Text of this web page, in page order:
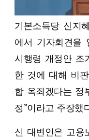
기본소득당 신지
에서 기자회견을
시행령 개정안 조
한 것에 대해 비
합 옥죄겠다는 정
정”이라고 주장했
신 대변인은 고용